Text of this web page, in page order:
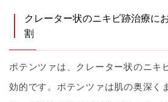
クレーター状のニキビ跡治療に
割
ポテンツァは、クレーター状のニキ
効的です。ポテンツァは肌の奥深く